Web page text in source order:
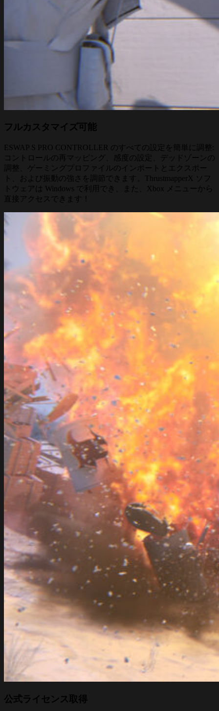
フルカスタマイズ可能
ESWAP S PRO CONTROLLER のすべての設定を簡単に調整:
コントロールの再マッピング、感度の設定、デッドゾーンの
調整、ゲーミングプロファイルのインポートとエクスポー
ト、および振動の強さを調節できます。ThrustmapperX ソフ
トウェアは Windows で利用でき、また、Xbox メニューから
直接アクセスできます！
公式ライセンス取得